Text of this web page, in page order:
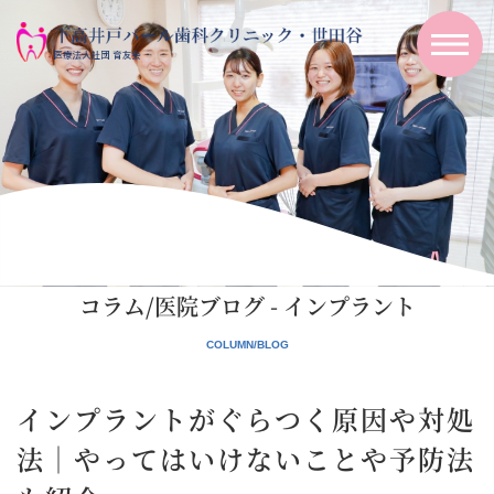
コラム/医院ブログ - インプラント
インプラントがぐらつく原因や対処
法｜やってはいけないことや予防法